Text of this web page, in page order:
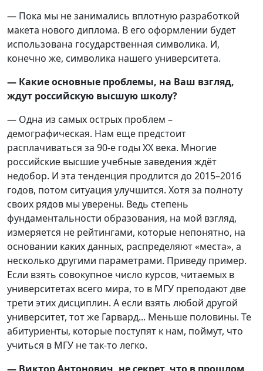
— Пока мы не занимались вплотную разработкой
макета нового диплома. В его оформлении будет
использована государственная символика. И,
конечно же, символика нашего университета.
— Какие основные проблемы, на Ваш взгляд,
ждут российскую высшую школу?
— Одна из самых острых проблем –
демографическая. Нам еще предстоит
расплачиваться за 90-е годы XX века. Многие
российские высшие учебные заведения ждёт
недобор. И эта тенденция продлится до 2015–2016
годов, потом ситуация улучшится. Хотя за полноту
своих рядов мы уверены. Ведь степень
фундаментальности образования, на мой взгляд,
измеряется не рейтингами, которые непонятно, на
основании каких данных, распределяют «места», а
несколько другими параметрами. Приведу пример.
Если взять совокупное число курсов, читаемых в
университетах всего мира, то в МГУ преподают две
трети этих дисциплин. А если взять любой другой
университет, тот же Гарвард... Меньше половины. Те
абитуриенты, которые поступят к нам, поймут, что
учиться в МГУ не так-то легко.